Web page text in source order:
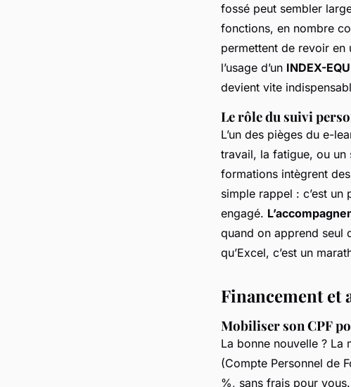
fossé peut sembler
fonctions, en nombre
permettent de revoir en
l’usage d’un INDEX-
devient vite
Le rôle du suivi
L’un des pièges du e-
travail, la fatigue, ou un
formations intègrent
simple rappel : c’est
engagé.
quand on apprend seul
qu’Excel, c’est un
Financement et
Mobiliser son CPF
La bonne nouvelle ? La
(Compte Personnel de
%, sans frais pour